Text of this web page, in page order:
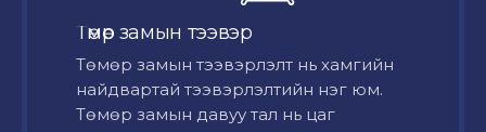
Төмөр замын тээвэр
Төмөр замын тээвэрлэлт нь хамгийн
найдвартай тээвэрлэлтийн нэг юм.
Төмөр замын давуу тал нь цаг